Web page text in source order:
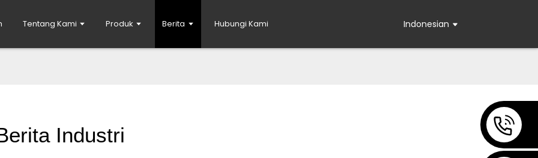
Tentang Kami Produk Berita Hubungi Kami Indonesian
Industri